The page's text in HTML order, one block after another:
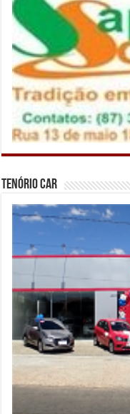
Tenório Car